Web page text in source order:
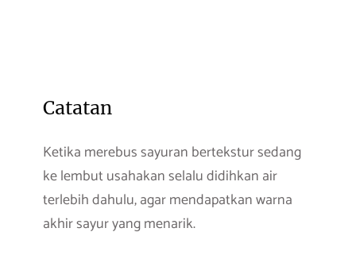
Catatan
Ketika merebus sayuran bertekstur sedang
ke lembut usahakan selalu didihkan air
terlebih dahulu, agar mendapatkan warna
akhir sayur yang menarik.